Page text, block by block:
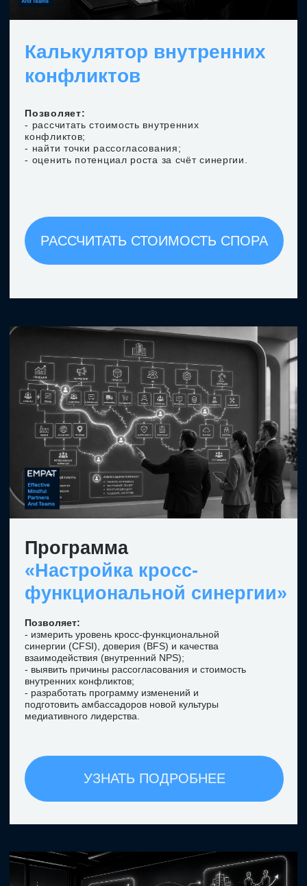
Акселератор
Первая 90-дневная программа, где
руководители не учатся медиации, а внедряют
её в свою компанию — с измеримым бизнес-
«Бизнес-медиация»
Программа профессиональной переподготовки
Развитиемедиативного
лидерства в бизнесе
УЗНАТЬ ПОДРОБНЕЕ
Помогаем компаниям настраивать коммуникацию
для эффективного достижения бизнес-целей:
от диагностики и обучения медиативному
службы медиации